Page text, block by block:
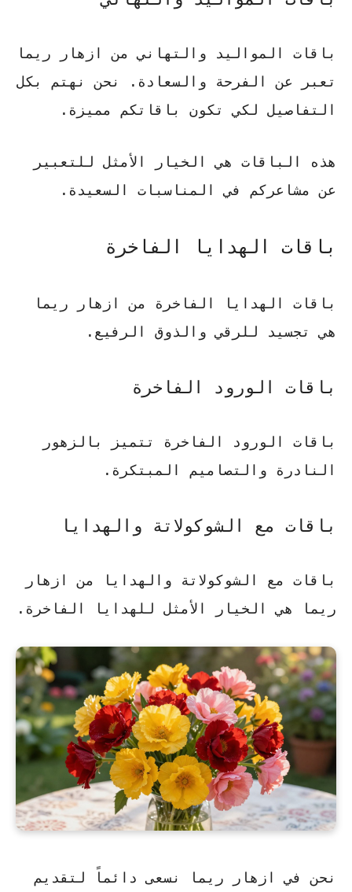
باقات المواليد والتهاني من ازهار ريما
تعبر عن الفرحة والسعادة.
نحن نهتم بكل
التفاصيل لكي تكون باقاتكم مميزة .
هذه الباقات هي الخيار الأمثل للتعبير
عن مشاعركم في المناسبات السعيدة.
باقات الهدايا الفاخرة
باقات الهدايا الفاخرة من ازهار ريما
هي تجسيد للرقي والذوق الرفيع.
باقات الورود الفاخرة
باقات الورود الفاخرة تتميز بالزهور
النادرة والتصاميم المبتكرة.
باقات مع الشوكولاتة والهدايا
باقات مع الشوكولاتة والهدايا من ازهار
ريما هي الخيار الأمثل للهدايا الفاخرة.
نحن في ازهار ريما نسعى دائماً لتقديم